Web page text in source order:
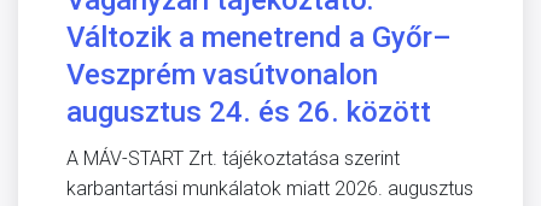
Változik a menetrend a Győr–
Veszprém vasútvonalon
augusztus 24. és 26. között
A MÁV-START Zrt. tájékoztatása szerint
karbantartási munkálatok miatt 2026. augusztus